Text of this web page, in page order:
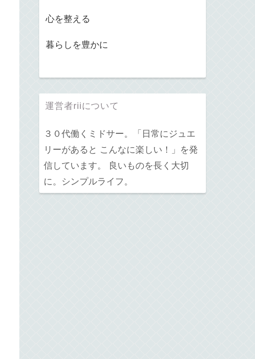
心を整える
暮らしを豊かに
運営者riiについて
３０代働くミドサー。「日常にジュエ
リーがあると こんなに楽しい！」を発
信しています。 良いものを長く大切
に。シンプルライフ。